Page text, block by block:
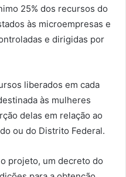
25% dos recursos do
às microempresas e
e dirigidas por
liberados em cada
às mulheres
delas em relação ao
ou do Distrito Federal.
projeto, um decreto do